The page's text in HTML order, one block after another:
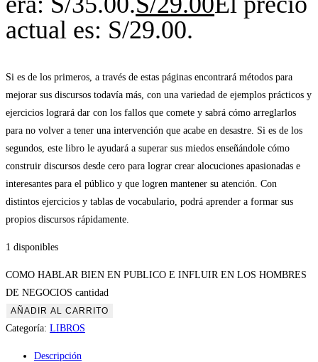
actual es: S/29.00.
Si es de los primeros, a través de estas páginas encontrará métodos para
mejorar sus discursos todavía más, con una variedad de ejemplos prácticos y
ejercicios logrará dar con los fallos que comete y sabrá cómo arreglarlos
para no volver a tener una intervención que acabe en desastre. Si es de los
segundos, este libro le ayudará a superar sus miedos enseñándole cómo
construir discursos desde cero para lograr crear alocuciones apasionadas e
interesantes para el público y que logren mantener su atención. Con
distintos ejercicios y tablas de vocabulario, podrá aprender a formar sus
propios discursos rápidamente.
1 disponibles
COMO HABLAR BIEN EN PUBLICO E INFLUIR EN LOS HOMBRES
DE NEGOCIOS cantidad
AÑADIR AL CARRITO
Categoría: LIBROS
Descripción